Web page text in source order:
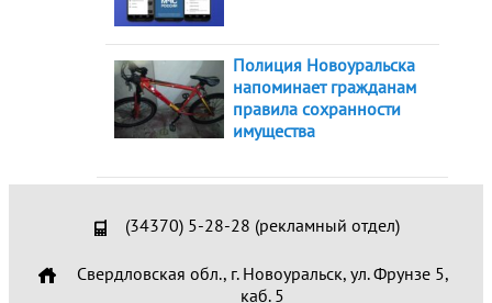
Полиция Новоуральска
напоминает гражданам
правила сохранности
имущества
(34370) 5-28-28 (рекламный отдел)
Свердловская обл., г. Новоуральск, ул. Фрунзе 5,
каб. 5